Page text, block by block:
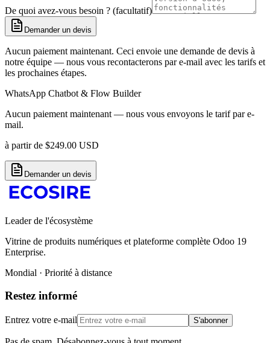
De quoi avez-vous besoin ? (facultatif)
Demander un devis
Aucun paiement maintenant. Ceci envoie une demande de devis à
notre équipe — nous vous recontacterons par e-mail avec les tarifs et
les prochaines étapes.
WhatsApp Chatbot & Flow Builder
Aucun paiement maintenant — nous vous envoyons le tarif par e-
mail.
à partir de $249.00 USD
Demander un devis
Leader de l'écosystème
Vitrine de produits numériques et plateforme complète Odoo 19
Enterprise.
Mondial · Priorité à distance
Restez informé
Entrez votre e-mail S'abonner